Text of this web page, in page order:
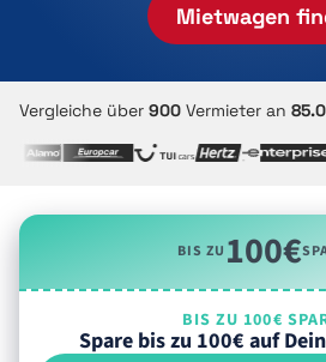
Mietwagen
Vergleiche über 900 Vermieter an
BIS ZU100€
BIS ZU 100€
Spare bis zu 100€ auf